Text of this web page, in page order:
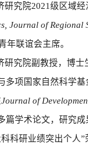
研究院2021级区域
Journal of Regional
年联谊会主席。
研究院副教授，博
多项国家自然科学
Journal of
篇学术论文，研究
科研业绩突出个人